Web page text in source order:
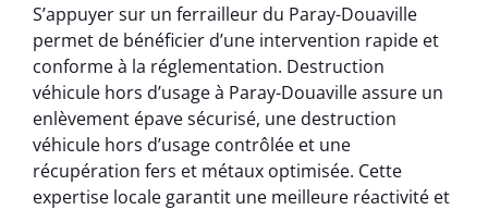
S’appuyer sur un ferrailleur du Paray-Douaville
permet de bénéficier d’une intervention rapide et
conforme à la réglementation. Destruction
véhicule hors d’usage à Paray-Douaville assure un
enlèvement épave sécurisé, une destruction
véhicule hors d’usage contrôlée et une
récupération fers et métaux optimisée. Cette
expertise locale garantit une meilleure réactivité et